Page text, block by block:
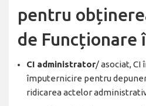
pentru
de Funcționare
CI administrator/ asociat,
împuternicire pentru
ridicarea actelor